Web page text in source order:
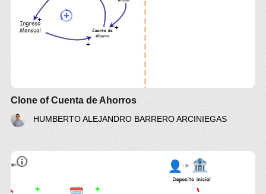
Clone of Cuenta de Ahorros
HUMBERTO ALEJANDRO BARRERO ARCINIEGAS